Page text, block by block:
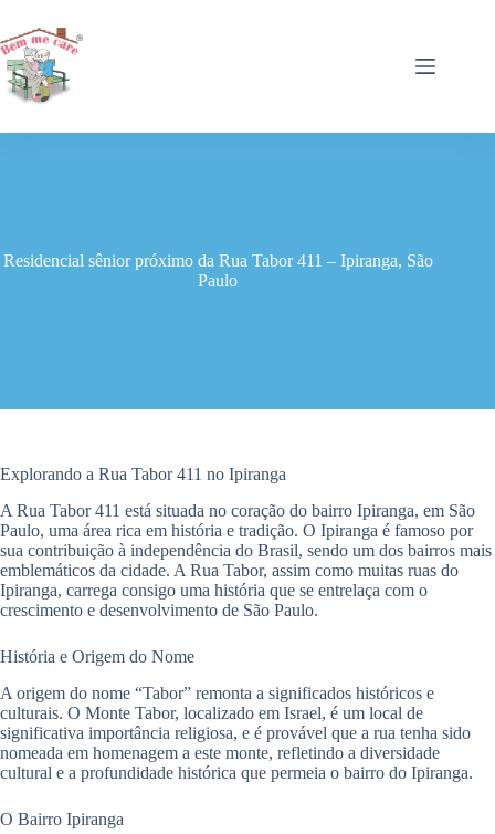
para
o
conteúdo
Residencial sênior próximo da Rua Tabor 411 – Ipiranga, São
Paulo
Explorando a Rua Tabor 411 no Ipiranga
A Rua Tabor 411 está situada no coração do bairro Ipiranga, em São
Paulo, uma área rica em história e tradição. O Ipiranga é famoso por
sua contribuição à independência do Brasil, sendo um dos bairros mais
emblemáticos da cidade. A Rua Tabor, assim como muitas ruas do
Ipiranga, carrega consigo uma história que se entrelaça com o
crescimento e desenvolvimento de São Paulo.
História e Origem do Nome
A origem do nome “Tabor” remonta a significados históricos e
culturais. O Monte Tabor, localizado em Israel, é um local de
significativa importância religiosa, e é provável que a rua tenha sido
nomeada em homenagem a este monte, refletindo a diversidade
cultural e a profundidade histórica que permeia o bairro do Ipiranga.
O Bairro Ipiranga